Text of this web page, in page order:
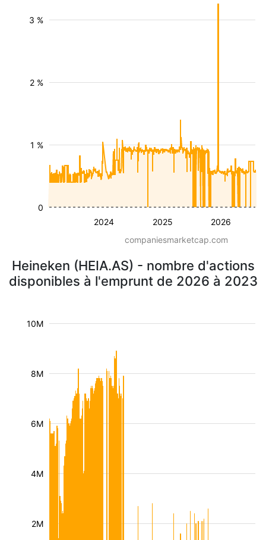
2024 2025 2026
1 %
2 %
3 %
0
companiesmarketcap.com
Heineken (HEIA.AS) - nombre d'actions
disponibles à l'emprunt de 2026 à 2023
2M
4M
6M
8M
10M